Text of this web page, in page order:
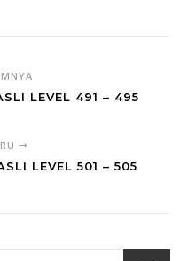
LEVEL 491 – 495
LEVEL 501 – 505